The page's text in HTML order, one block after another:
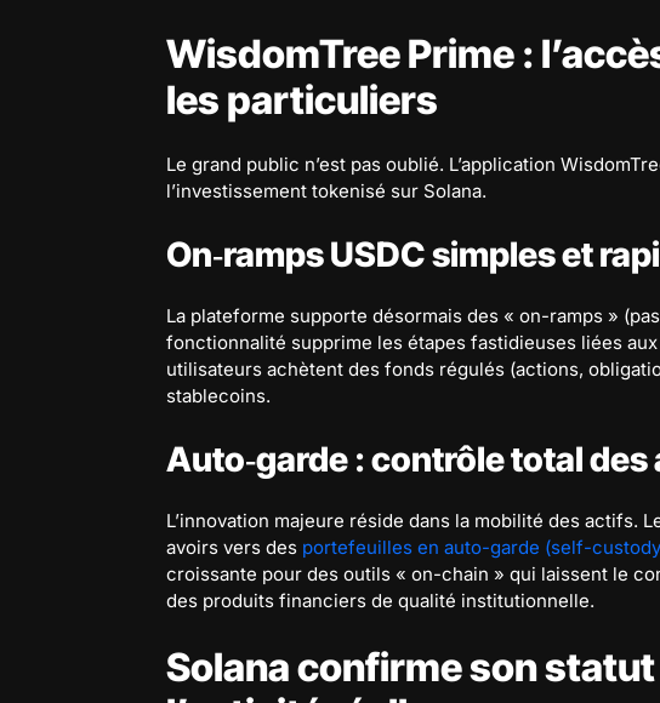
WisdomTree Prime :
les particuliers
Le grand public n’est pas oublié. L’application
l’investissement tokenisé sur Solana.
On‑ramps USDC simples et
La plateforme supporte désormais des « on-ramps »
fonctionnalité supprime les étapes fastidieuses liées
utilisateurs achètent des fonds régulés (actions,
stablecoins.
Auto‑garde : contrôle total
L’innovation majeure réside dans la mobilité des actifs.
avoirs vers des portefeuilles en auto-garde (self-
croissante pour des outils « on-chain » qui laissent le
des produits financiers de qualité institutionnelle.
Solana confirme son